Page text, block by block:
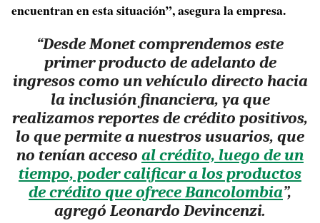
encuentran en esta situación”, asegura la empresa.
“Desde Monet comprendemos este
primer producto de adelanto de
ingresos como un vehículo directo hacia
la inclusión financiera, ya que
realizamos reportes de crédito positivos,
lo que permite a nuestros usuarios, que
no tenían acceso al crédito, luego de un
tiempo, poder calificar a los productos
de crédito que ofrece Bancolombia”,
agregó Leonardo Devincenzi.